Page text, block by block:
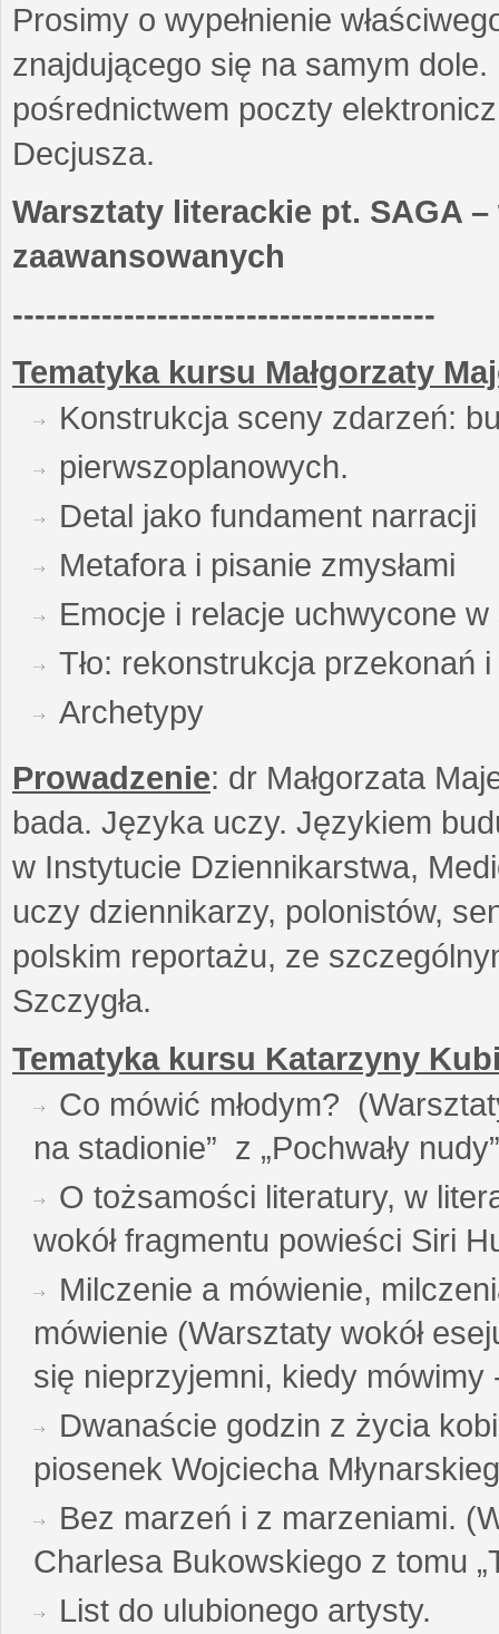
Prosimy o wypełnienie
znajdującego się na samym
pośrednictwem poczty
Decjusza.
Warsztaty literackie pt. SAGA
zaawansowanych
--------------------------------------
Tematyka kursu Małgorzaty
Konstrukcja sceny zdarzeń:
pierwszoplanowych.
Detal jako fundament narracji
Metafora i pisanie zmysłami
Emocje i relacje uchwycone
Tło: rekonstrukcja przekonań
Archetypy
Prowadzenie: dr Małgorzata
bada. Języka uczy. Językiem
w Instytucie Dziennikarstwa,
uczy dziennikarzy, polonistów,
polskim reportażu, ze
Szczygła.
Tematyka kursu Katarzyny
Co mówić młodym?
na stadionie” z „Pochwały
O tożsamości literatury, w
wokół fragmentu powieści Siri
Milczenie a mówienie,
mówienie (Warsztaty wokół
się nieprzyjemni, kiedy mówimy
Dwanaście godzin z życia
piosenek Wojciecha
Bez marzeń i z marzeniami.
Charlesa Bukowskiego z tomu
List do ulubionego artysty.